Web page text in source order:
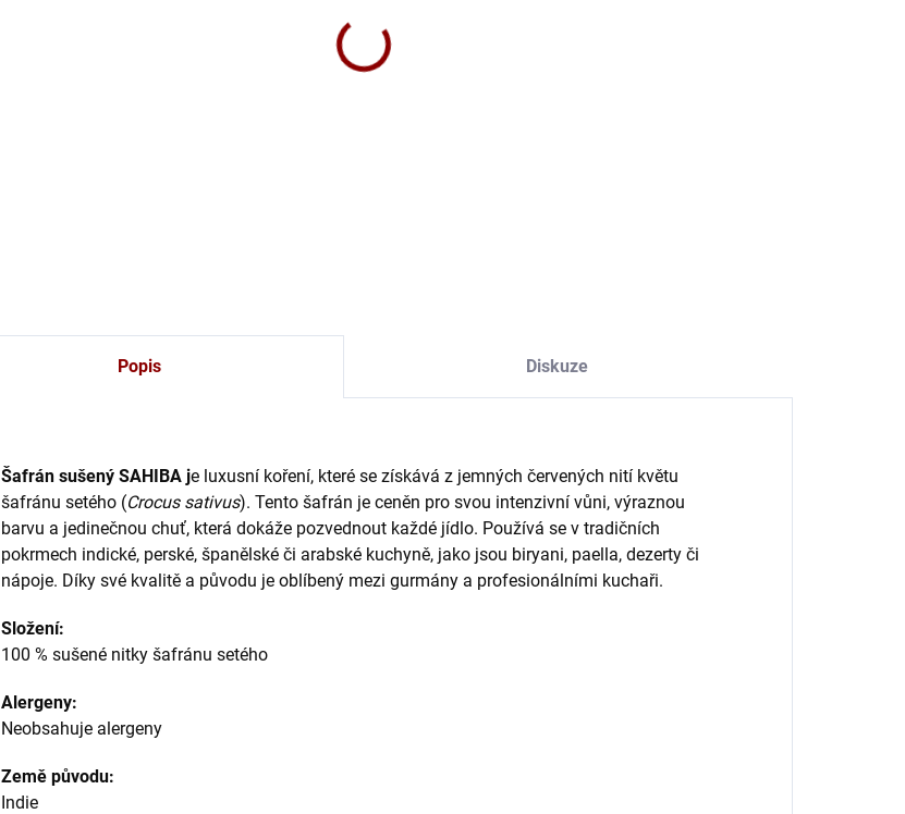
Popis Diskuze
Šafrán sušený SAHIBA je luxusní koření, které se získává z jemných červených nití květu
šafránu setého (Crocus sativus). Tento šafrán je ceněn pro svou intenzivní vůni, výraznou
barvu a jedinečnou chuť, která dokáže pozvednout každé jídlo. Používá se v tradičních
pokrmech indické, perské, španělské či arabské kuchyně, jako jsou biryani, paella, dezerty či
nápoje. Díky své kvalitě a původu je oblíbený mezi gurmány a profesionálními kuchaři.
Složení:
100 % sušené nitky šafránu setého
Alergeny:
Neobsahuje alergeny
Země původu:
Indie